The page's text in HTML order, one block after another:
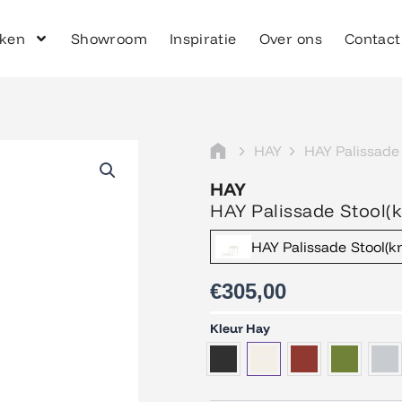
Showroom Inspiratie Over ons Contact
HAY HAY Palissade
HAY
HAY Palissade
HAY Palissade
€305,00
Kleur Hay
HAY
Palissade